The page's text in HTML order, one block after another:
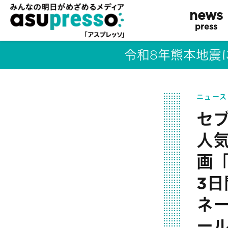
news
press
令和8年熊本地震
ニュー
セ
人
画
3日
ネ